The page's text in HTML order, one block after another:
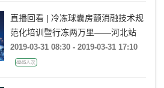
直播回看 | 冷冻球囊房颤消融技术规
范化培训暨行冻两万里——河北站
2019-03-31 08:30 - 2019-03-31 17:10
4245人次